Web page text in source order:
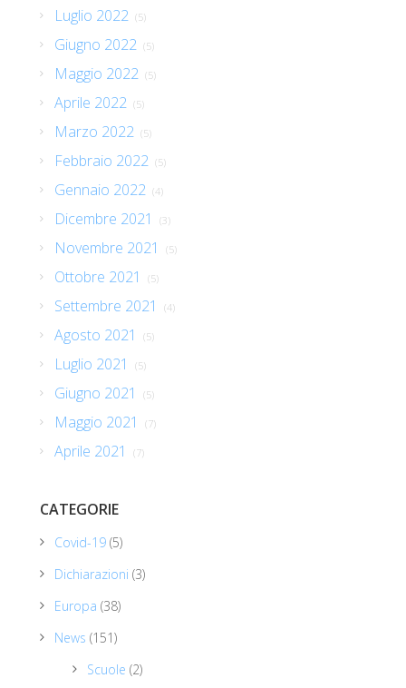
Luglio 2022 (5)
Giugno 2022 (5)
Maggio 2022 (5)
Aprile 2022 (5)
Marzo 2022 (5)
Febbraio 2022 (5)
Gennaio 2022 (4)
Dicembre 2021 (3)
Novembre 2021 (5)
Ottobre 2021 (5)
Settembre 2021 (4)
Agosto 2021 (5)
Luglio 2021 (5)
Giugno 2021 (5)
Maggio 2021 (7)
Aprile 2021 (7)
CATEGORIE
Covid-19 (5)
Dichiarazioni (3)
Europa (38)
News (151)
Scuole (2)